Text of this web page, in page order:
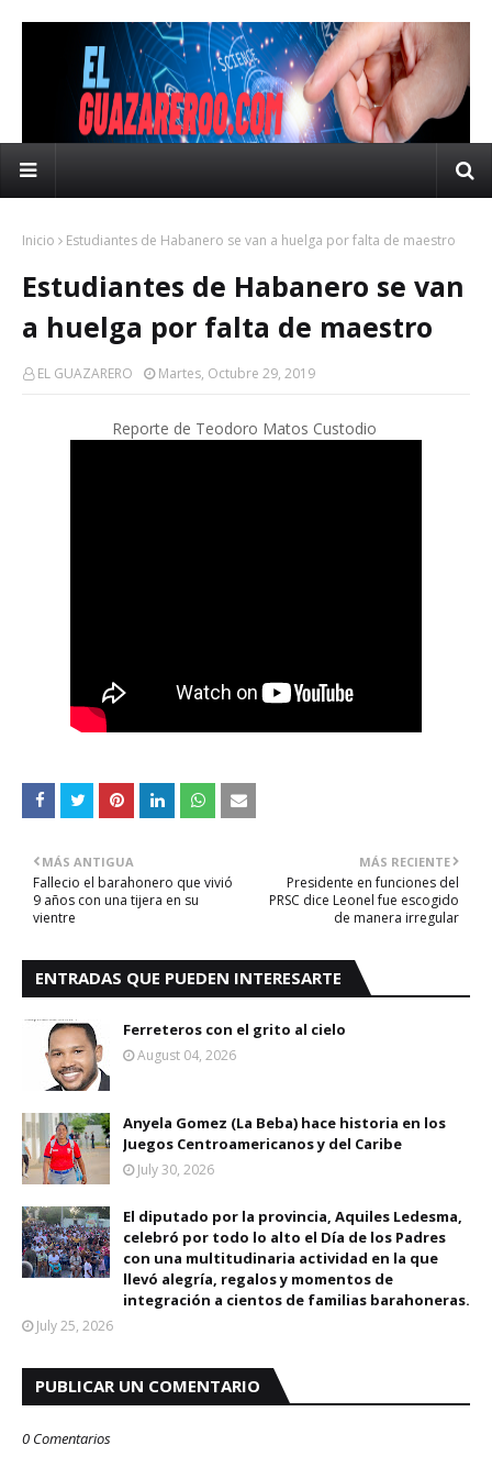
Inicio Estudiantes de Habanero se van a huelga por falta de maestro
Estudiantes de Habanero se van
a huelga por falta de maestro
EL GUAZARERO Martes, Octubre 29, 2019
Reporte de Teodoro Matos Custodio
MÁS RECIENTE
Presidente en funciones del
PRSC dice Leonel fue escogido
de manera irregular
MÁS ANTIGUA
Fallecio el barahonero que vivió
9 años con una tijera en su
vientre
ENTRADAS QUE PUEDEN INTERESARTE
Ferreteros con el grito al cielo
August 04, 2026
Anyela Gomez (La Beba) hace historia en los
Juegos Centroamericanos y del Caribe
July 30, 2026
El diputado por la provincia, Aquiles Ledesma,
celebró por todo lo alto el Día de los Padres
con una multitudinaria actividad en la que
llevó alegría, regalos y momentos de
integración a cientos de familias barahoneras.
July 25, 2026
PUBLICAR UN COMENTARIO
0 Comentarios